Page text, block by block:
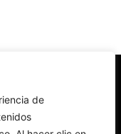
de
y la sociedad